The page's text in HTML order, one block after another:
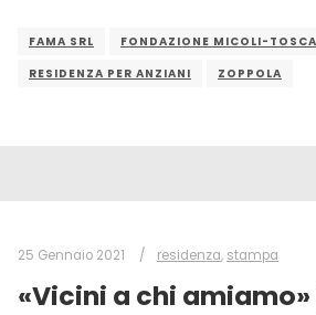
FAMA SRL FONDAZIONE MICOLI-
RESIDENZA PER ANZIANI
ZOPPOLA
25 Gennaio 2021 residenza, stampa
«Vicini a chi